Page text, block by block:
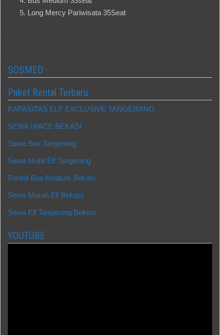
Long Mercy Pariwisata 35Seat
SOSMED
Paket Rental Terbaru
KAPASITAS ELF EXCLUSIVE TANGERANG
SEWA HIACE BEKASI
Sewa Bus Tangerang
Sewa Mobil Elf Tangerang
Rental Bus Medium Bekasi
Sewa Murah Elf Bekasi
Sewa Elf Tangerang Bekasi
YOUTUBE